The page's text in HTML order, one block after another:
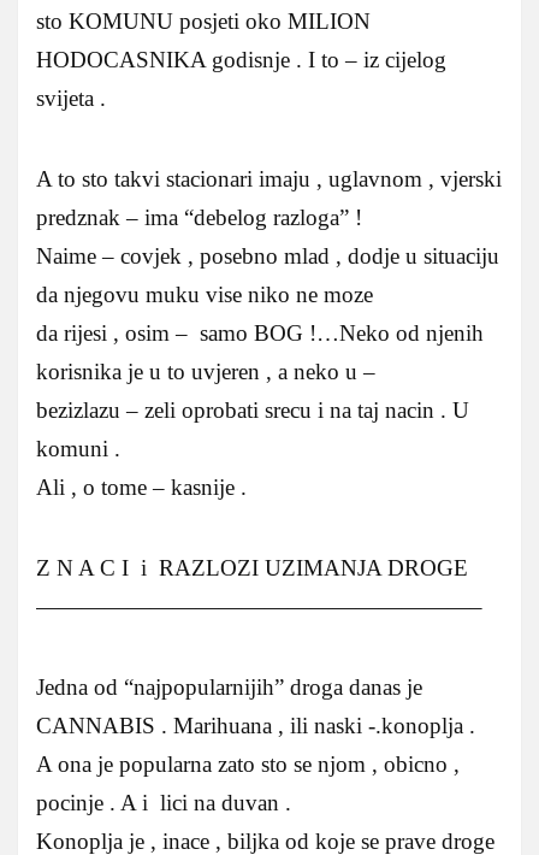
sto KOMUNU posjeti oko MILION
HODOCASNIKA godisnje . I to – iz cijelog
svijeta .
A to sto takvi stacionari imaju , uglavnom , vjerski
predznak – ima “debelog razloga” !
Naime – covjek , posebno mlad , dodje u situaciju
da njegovu muku vise niko ne moze
da rijesi , osim – samo BOG !…Neko od njenih
korisnika je u to uvjeren , a neko u –
bezizlazu – zeli oprobati srecu i na taj nacin . U
komuni .
Ali , o tome – kasnije .
Z N A C I i RAZLOZI UZIMANJA DROGE
———————————————————–
Jedna od “najpopularnijih” droga danas je
CANNABIS . Marihuana , ili naski -.konoplja .
A ona je popularna zato sto se njom , obicno ,
pocinje . A i lici na duvan .
Konoplja je , inace , biljka od koje se prave droge